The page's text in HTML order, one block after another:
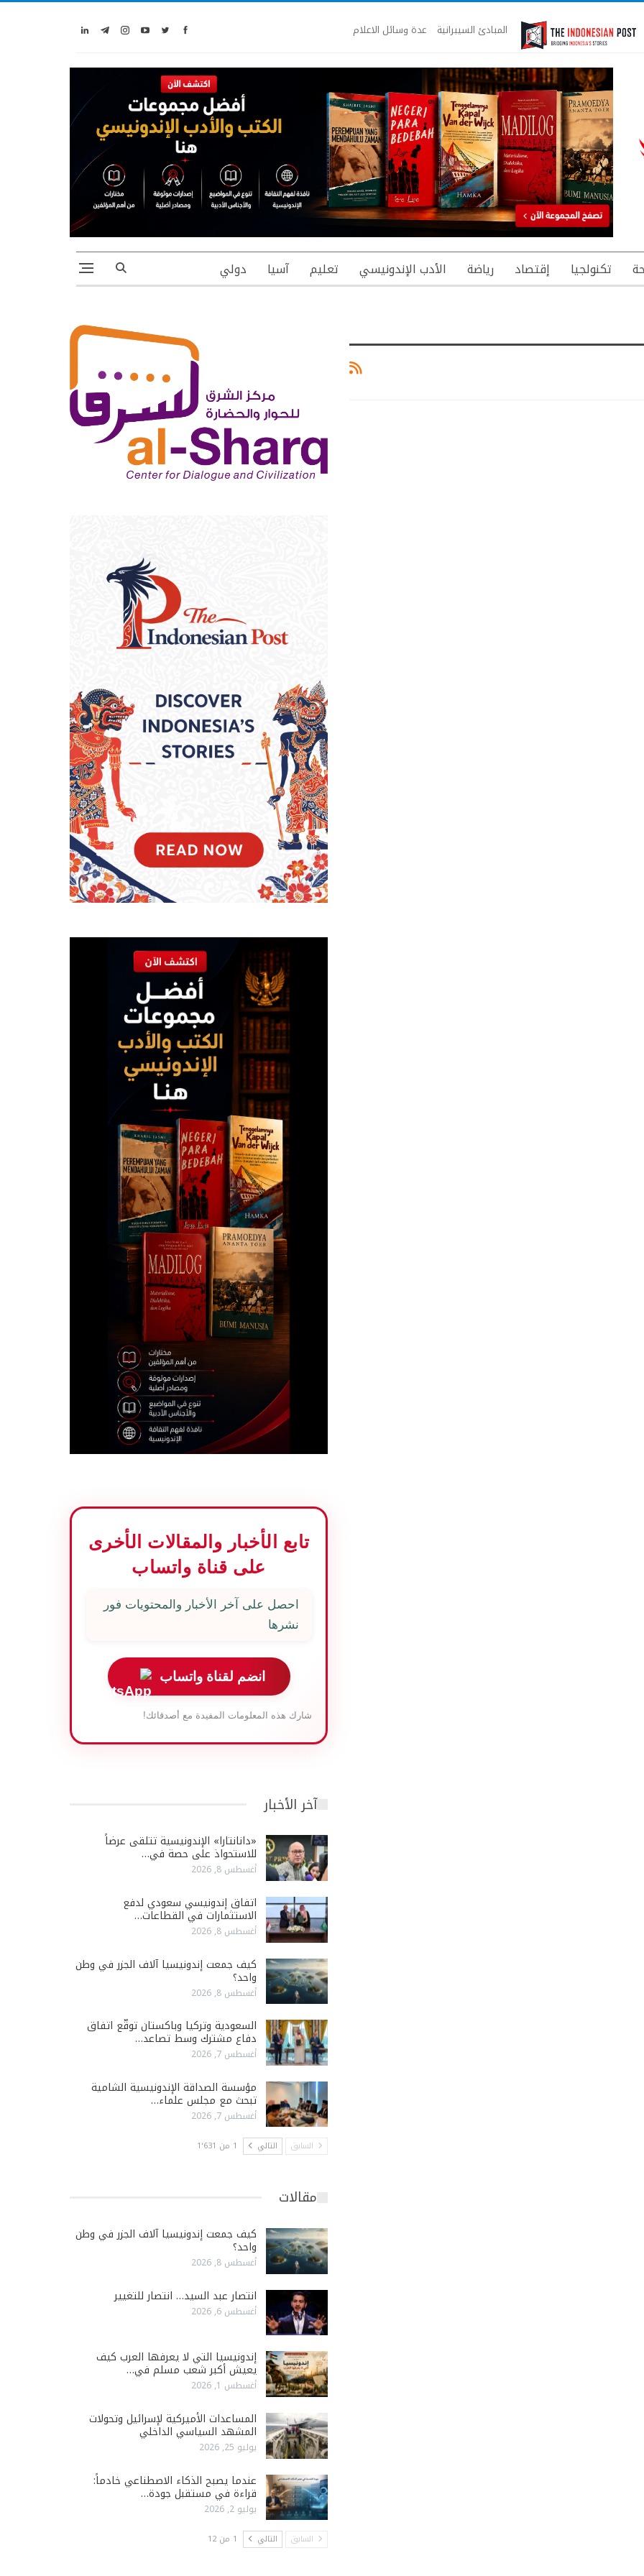
المبادئ السيبرانية عدة وسائل الاعلام
تكنولجيا إقتصاد رياضة الأدب الإندونيسي تعليم آسيا دولي
تابع الأخبار والمقالات الأخرى
على قناة واتساب
احصل على آخر الأخبار والمحتويات فور
نشرها
انضم لقناة واتساب
شارك هذه المعلومات المفيدة مع أصدقائك!
آخر الأخبار
«دانانتارا» الإندونيسية تتلقى عرضاً
للاستحواذ على حصة في…
أغسطس 8, 2026
اتفاق إندونيسي سعودي لدفع
الاستثمارات في القطاعات…
أغسطس 8, 2026
كيف جمعت إندونيسيا آلاف الجزر في وطن
واحد؟
أغسطس 8, 2026
السعودية وتركيا وباكستان توقّع اتفاق
دفاع مشترك وسط تصاعد…
أغسطس 7, 2026
مؤسسة الصداقة الإندونيسية الشامية
تبحث مع مجلس علماء…
أغسطس 7, 2026
السابق التالي 1 من 1٬631
مقالات
كيف جمعت إندونيسيا آلاف الجزر في وطن
واحد؟
أغسطس 8, 2026
انتصار عبد السيد… انتصار للتغيير
أغسطس 6, 2026
إندونيسيا التي لا يعرفها العرب كيف
يعيش أكبر شعب مسلم في…
أغسطس 1, 2026
المساعدات الأميركية لإسرائيل وتحولات
المشهد السياسي الداخلي
يوليو 25, 2026
عندما يصبح الذكاء الاصطناعي خادماً:
قراءة في مستقبل جودة…
يوليو 2, 2026
السابق التالي 1 من 12